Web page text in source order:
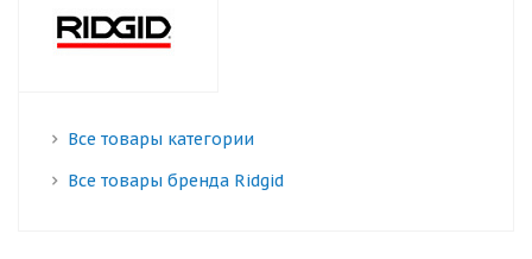
Все товары категории
Все товары бренда Ridgid